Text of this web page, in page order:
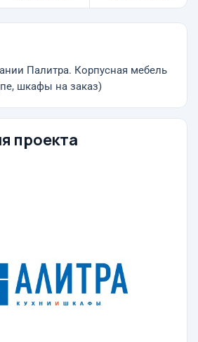
Палитра. Корпусная мебель
шкафы на заказ)
проекта